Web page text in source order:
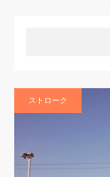
ストローク